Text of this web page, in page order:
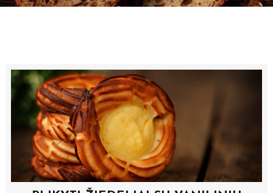
POST
NAVIGATION